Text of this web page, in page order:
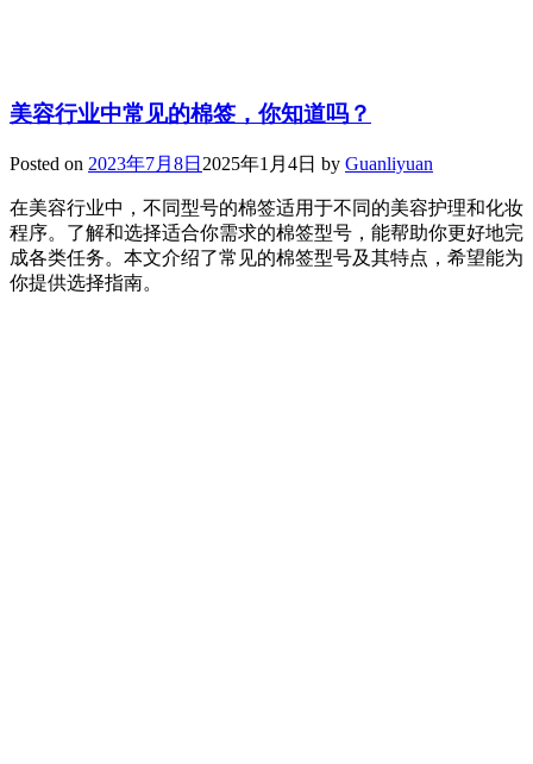
美容行业中常见的棉签，你知道吗？
Posted on 2023年7月8日 2025年1月4日 by Guanliyuan
在美容行业中，不同型号的棉签适用于不同的美容护理和化妆
程序。了解和选择适合你需求的棉签型号，能帮助你更好地完
成各类任务。本文介绍了常见的棉签型号及其特点，希望能为
你提供选择指南。